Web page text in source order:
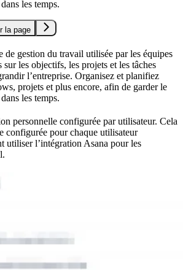
les temps.
la page
de gestion du travail utilisée par les équipes
sur les objectifs, les projets et les tâches
l’entreprise. Organisez et planifiez
projets et plus encore, afin de garder le
les temps.
personnelle configurée par utilisateur. Cela
configurée pour chaque utilisateur
utiliser l’intégration Asana pour les